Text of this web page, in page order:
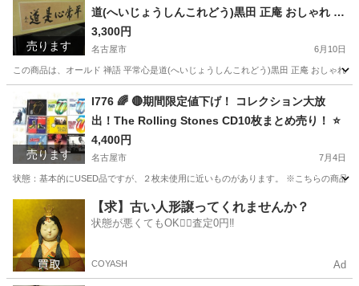
売ります
道(へいじょうしんこれどう)黒田 正庵 おしゃれ 壁
掛け 絵 古い
3,300円
名古屋市 6月10日
この商品は、オールド 禅語 平常心是道(へいじょうしんこれどう)黒田 正庵 おしゃれ
名古屋市 インテリア雑貨/小物 商品
売ります
I776 🌈 🔴期間限定値下げ！ コレクション大放
出！The Rolling Stones CD10枚まとめ売り！ ⭐
4,400円
名古屋市 7月4日
状態：基本的にUSED品ですが、２枚未使用に近いものがあります。 ※こちらの商品
CD 商品
【求】古い人形譲ってくれませんか？
状態が悪くてもOK🙆‍♀️査定0円‼️
COYASH Ad